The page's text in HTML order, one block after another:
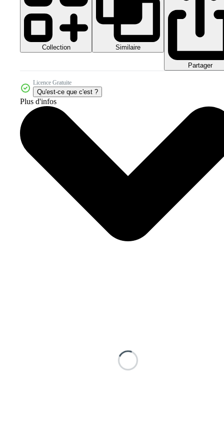
Collection Similaire
Partager
Licence Gratuite
Qu'est-ce que c'est ?
Plus d'infos